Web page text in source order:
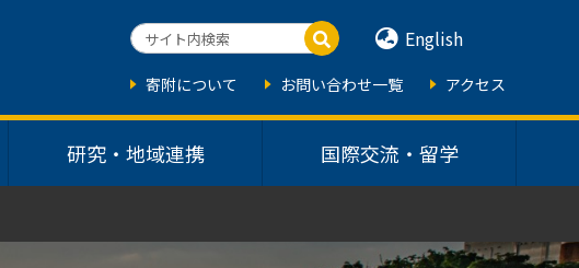
研究・地域連携 国際交流・留学
English
寄附について お問い合わせ一覧 アクセス